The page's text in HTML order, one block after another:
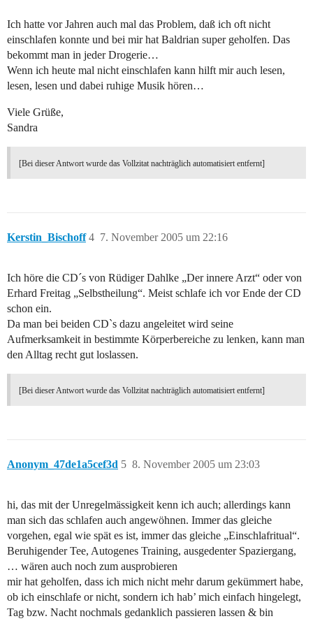
Ich hatte vor Jahren auch mal das Problem, daß ich oft nicht
einschlafen konnte und bei mir hat Baldrian super geholfen. Das
bekommt man in jeder Drogerie…
Wenn ich heute mal nicht einschlafen kann hilft mir auch lesen,
lesen, lesen und dabei ruhige Musik hören…
Viele Grüße,
Sandra
[Bei dieser Antwort wurde das Vollzitat nachträglich automatisiert entfernt]
Kerstin_Bischoff 7. November 2005 um 22:16
4
Ich höre die CD´s von Rüdiger Dahlke „Der innere Arzt“ oder von
Erhard Freitag „Selbstheilung“. Meist schlafe ich vor Ende der CD
schon ein.
Da man bei beiden CD`s dazu angeleitet wird seine
Aufmerksamkeit in bestimmte Körperbereiche zu lenken, kann man
den Alltag recht gut loslassen.
[Bei dieser Antwort wurde das Vollzitat nachträglich automatisiert entfernt]
Anonym_47de1a5cef3d 8. November 2005 um 23:03
5
hi, das mit der Unregelmässigkeit kenn ich auch; allerdings kann
man sich das schlafen auch angewöhnen. Immer das gleiche
vorgehen, egal wie spät es ist, immer das gleiche „Einschlafritual“.
Beruhigender Tee, Autogenes Training, ausgedenter Spaziergang,
… wären auch noch zum ausprobieren
mir hat geholfen, dass ich mich nicht mehr darum gekümmert habe,
ob ich einschlafe or nicht, sondern ich hab’ mich einfach hingelegt,
Tag bzw. Nacht nochmals gedanklich passieren lassen & bin